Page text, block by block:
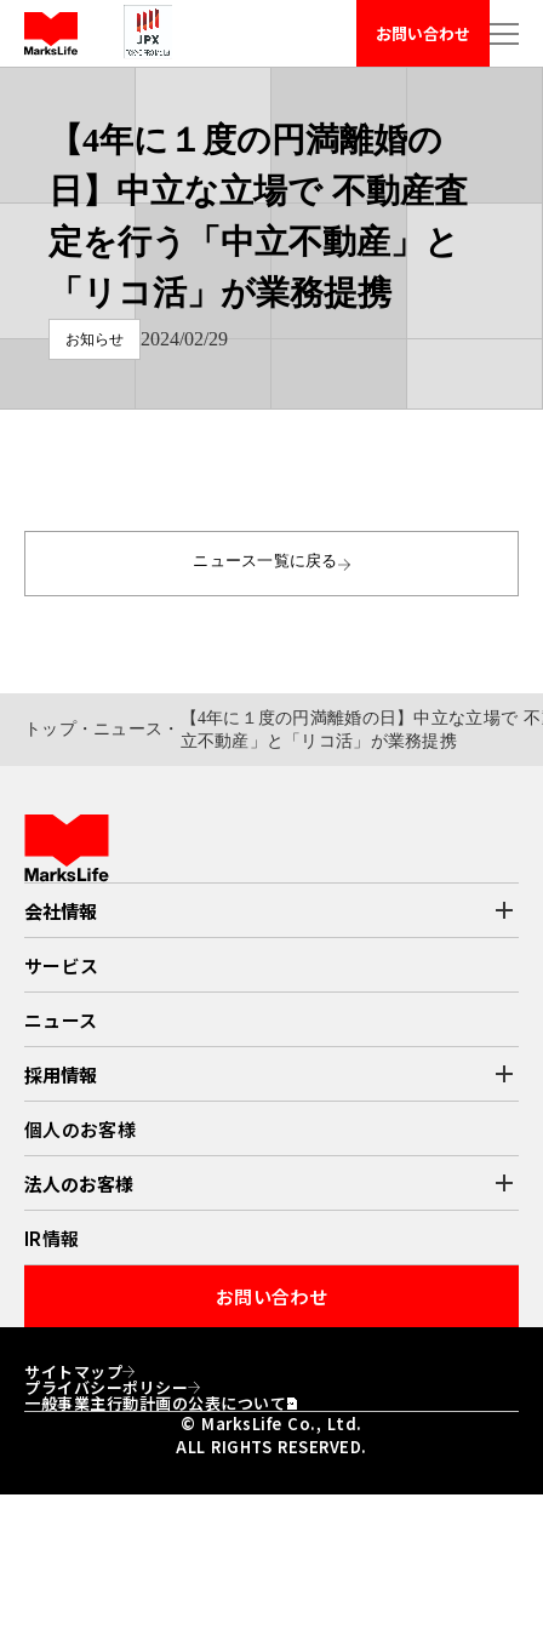
マークスライフ株式会社 - 不動産や周辺の困りごと相談 has
お問い合わせ
【4年に１度の円満離婚の
日】中立な立場で 不動産査
定を行う「中立不動産」と
「リコ活」が業務提携
お知らせ 2024/02/29
ニュース一覧に戻る
トップ・ ニュース ・
【4年に１度の円満離婚の日】中立な立場で
立不動産」と「リコ活」が業務提携
会社情報 add
マークスライフのストーリー
代表挨拶
企業理念
会社概要
サービス
ニュース
採用情報 add
新卒採用情報
キャリア採用情報
働く環境・制度
募集職種
エントリー
個人のお客様
法人のお客様 add
業務提携
IR情報
お問い合わせ
サイトマップ
プライバシーポリシー
一般事業主行動計画の公表について
© MarksLife Co., Ltd.
ALL RIGHTS RESERVED.